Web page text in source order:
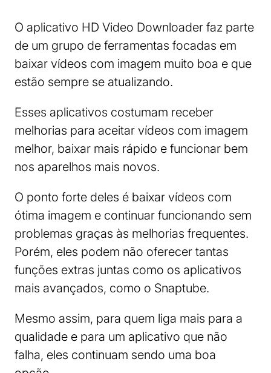
O aplicativo HD Video Downloader faz parte
de um grupo de ferramentas focadas em
baixar vídeos com imagem muito boa e que
estão sempre se atualizando.
Esses aplicativos costumam receber
melhorias para aceitar vídeos com imagem
melhor, baixar mais rápido e funcionar bem
nos aparelhos mais novos.
O ponto forte deles é baixar vídeos com
ótima imagem e continuar funcionando sem
problemas graças às melhorias frequentes.
Porém, eles podem não oferecer tantas
funções extras juntas como os aplicativos
mais avançados, como o Snaptube.
Mesmo assim, para quem liga mais para a
qualidade e para um aplicativo que não
falha, eles continuam sendo uma boa